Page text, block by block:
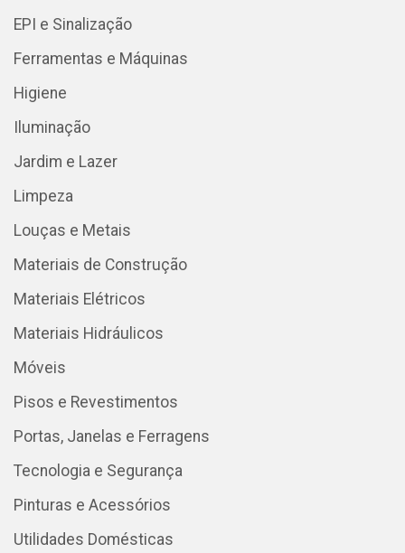
EPI e Sinalização
Ferramentas e Máquinas
Higiene
Iluminação
Jardim e Lazer
Limpeza
Louças e Metais
Materiais de Construção
Materiais Elétricos
Materiais Hidráulicos
Móveis
Pisos e Revestimentos
Portas, Janelas e Ferragens
Tecnologia e Segurança
Pinturas e Acessórios
Utilidades Domésticas